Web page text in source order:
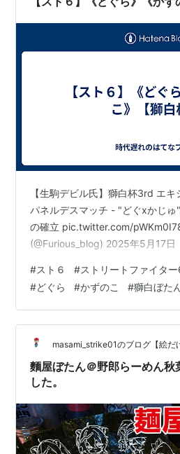
【生駒デビル氏】獅白杯3rd エ
パネルデスマッチ - "どぐxかじゅ
の確立 pic.twitter.com/
(@Furious_blog) 2025年5月17日
#スト６ #ストリートファイター
#どぐら #かずのこ #獅白ぼた
masami_strike01のブログ【絵だ
麵屋ぼたん＠野郎らーめん秋
した。